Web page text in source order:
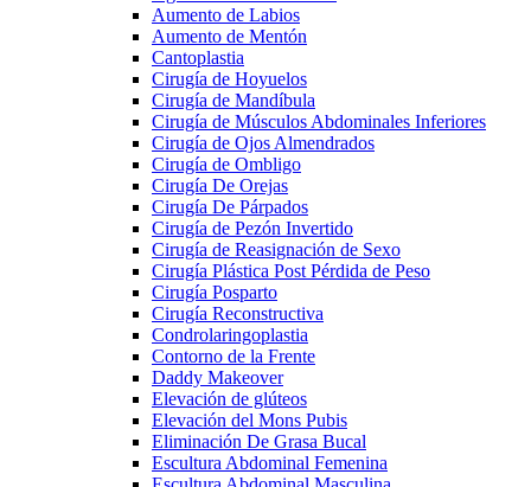
Aumento de Labios
Aumento de Mentón
Cantoplastia
Cirugía de Hoyuelos
Cirugía de Mandíbula
Cirugía de Músculos Abdominales Inferiores
Cirugía de Ojos Almendrados
Cirugía de Ombligo
Cirugía De Orejas
Cirugía De Párpados
Cirugía de Pezón Invertido
Cirugía de Reasignación de Sexo
Cirugía Plástica Post Pérdida de Peso
Cirugía Posparto
Cirugía Reconstructiva
Condrolaringoplastia
Contorno de la Frente
Daddy Makeover
Elevación de glúteos
Elevación del Mons Pubis
Eliminación De Grasa Bucal
Escultura Abdominal Femenina